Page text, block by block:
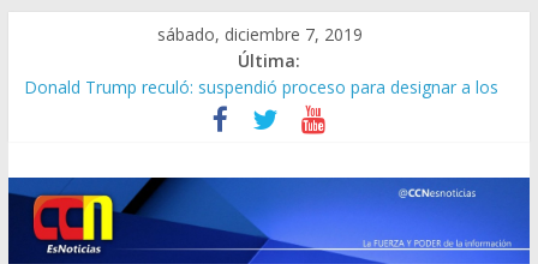
sábado, diciembre 7, 2019
Última:
Claudia Spadaro barrió el suelo con “El Potro” Antonio Álvarez
que tiene prohibido ir a EEUU, “por ser un chavista y ladrón”
Donald Trump reculó: suspendió proceso para designar a los
“Apoyaremos a cualquiera que ocupe la presidencia de la AN”
El SENIAT volvió a aumentar las tarifas para tramitar
pasaportes: solicitud por primera vez pasa de 8 millones de